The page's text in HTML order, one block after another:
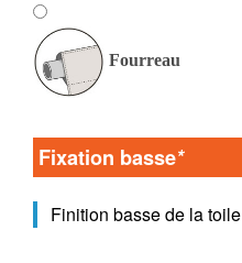
Fourreau
Fixation basse*
Finition basse de la toile